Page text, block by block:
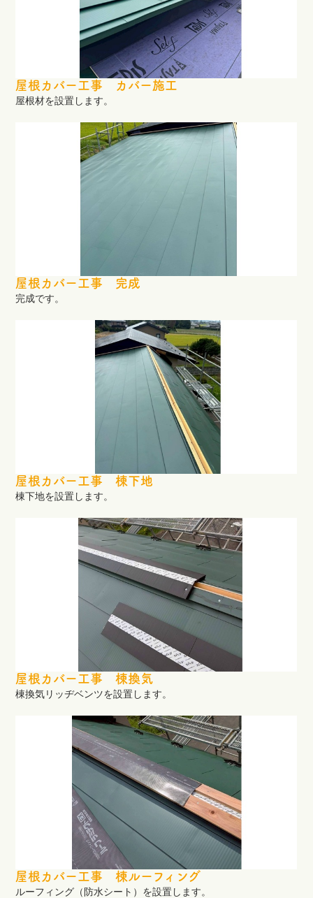
屋根カバー工事 カバー施工
屋根材を設置します。
屋根カバー工事 完成
完成です。
屋根カバー工事 棟下地
棟下地を設置します。
屋根カバー工事 棟換気
棟換気リッヂベンツを設置します。
屋根カバー工事 棟ルーフィング
ルーフィング（防水シート）を設置します。